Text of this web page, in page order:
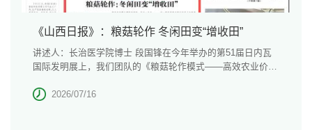
学工部
校团委
金色年华思政网
心理健康与咨询
《山西日报》：粮菇轮作 冬闲田变“增收田”
讲述人：长治医学院博士 段国锋在今年举办的第51届日内瓦
国际发明展上，我们团队的《粮菇轮作模式——高效农业价值
头，针对传统农业生产痛点反复试验、摸索打磨出的实用型农
2026/07/16